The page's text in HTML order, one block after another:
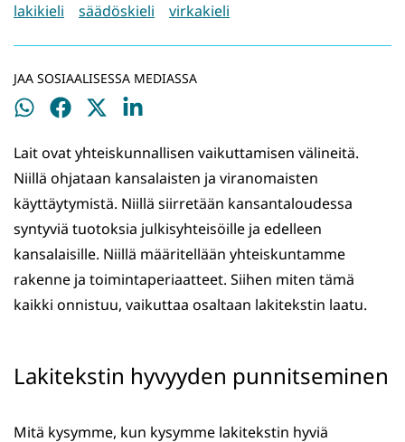
lakikieli säädöskieli virkakieli
JAA SOSIAALISESSA MEDIASSA
Jaa
Jaa
Jaa
Jaa
Lait ovat yhteiskunnallisen vaikuttamisen välineitä.
Niillä ohjataan kansalaisten ja viranomaisten
käyttäytymistä. Niillä siirretään kansantaloudessa
syntyviä tuotoksia julkisyhteisöille ja edelleen
kansalaisille. Niillä määritellään yhteiskuntamme
rakenne ja toimintaperiaatteet. Siihen miten tämä
kaikki onnistuu, vaikuttaa osaltaan lakitekstin laatu.
Lakitekstin hyvyyden punnitseminen
Mitä kysymme, kun kysymme lakitekstin hyviä